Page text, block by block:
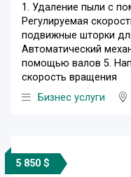
1. Удаление пыли с
Регулируемая
подвижные шторки
Автоматический
помощью валов 5.
скорость вращения
Бизнес услуги
5 850 $